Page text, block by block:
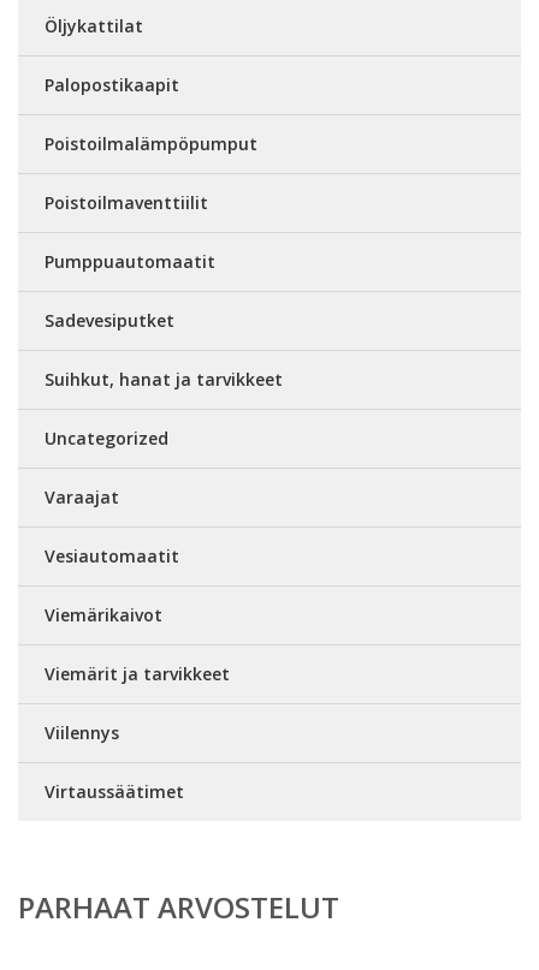
Öljykattilat
Palopostikaapit
Poistoilmalämpöpumput
Poistoilmaventtiilit
Pumppuautomaatit
Sadevesiputket
Suihkut, hanat ja tarvikkeet
Uncategorized
Varaajat
Vesiautomaatit
Viemärikaivot
Viemärit ja tarvikkeet
Viilennys
Virtaussäätimet
PARHAAT ARVOSTELUT